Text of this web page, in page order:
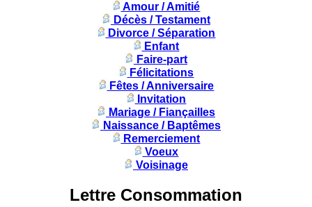
Amour / Amitié
Décès / Testament
Divorce / Séparation
Enfant
Faire-part
Félicitations
Fêtes / Anniversaire
Invitation
Mariage / Fiançailles
Naissance / Baptêmes
Remerciement
Voeux
Voisinage
Lettre Consommation